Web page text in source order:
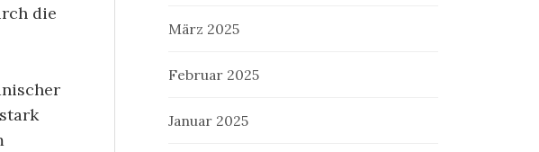
die
März 2025
Februar 2025
Januar 2025